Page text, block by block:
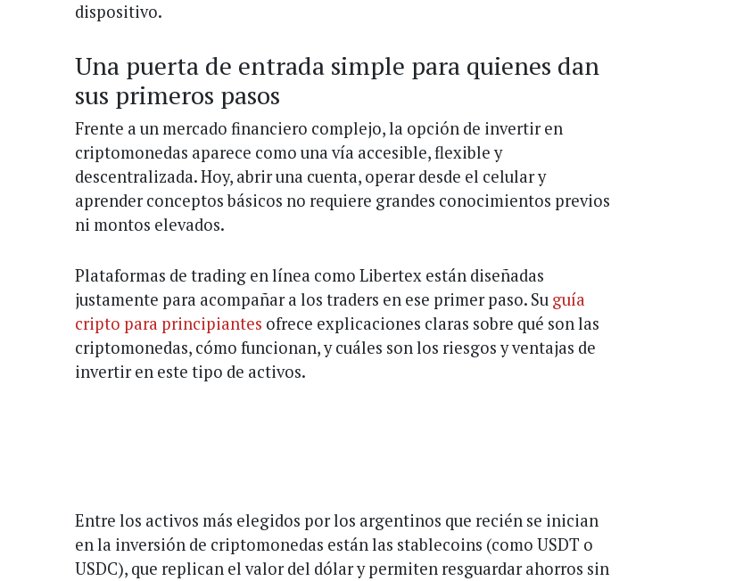
dispositivo.
Una puerta de entrada simple para quienes dan
sus primeros pasos
Frente a un mercado financiero complejo, la opción de invertir en
criptomonedas aparece como una vía accesible, flexible y
descentralizada. Hoy, abrir una cuenta, operar desde el celular y
aprender conceptos básicos no requiere grandes conocimientos previos
ni montos elevados.
Plataformas de trading en línea como Libertex están diseñadas
justamente para acompañar a los traders en ese primer paso. Su guía
cripto para principiantes ofrece explicaciones claras sobre qué son las
criptomonedas, cómo funcionan, y cuáles son los riesgos y ventajas de
invertir en este tipo de activos.
Entre los activos más elegidos por los argentinos que recién se inician
en la inversión de criptomonedas están las stablecoins (como USDT o
USDC), que replican el valor del dólar y permiten resguardar ahorros sin